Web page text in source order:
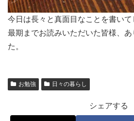
今日は長々と真面目なことを書いて
最期までお読みいただいた皆様、
た。
お勉強 日々の暮らし
シェアする